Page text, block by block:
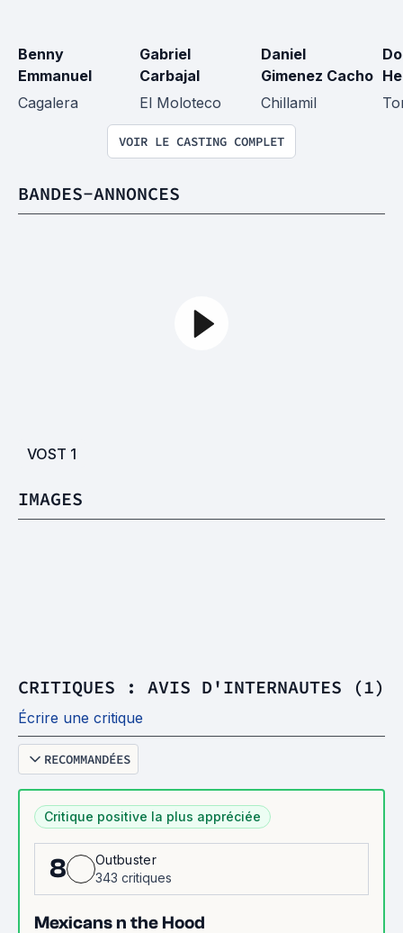
Benny
Emmanuel
Cagalera
Gabriel
Carbajal
El Moloteco
Daniel
Gimenez Cacho
Chillamil
VOIR LE CASTING COMPLET
BANDES-ANNONCES
VOST 1
IMAGES
CRITIQUES : AVIS D'INTERNAUTES (1)
Écrire une critique
RECOMMANDÉES
Critique positive la plus appréciée
8
Outbuster
343 critiques
Mexicans n the Hood